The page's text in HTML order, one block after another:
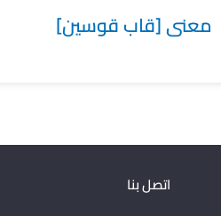
معنى [قاب قوسين]
اتصل بنا